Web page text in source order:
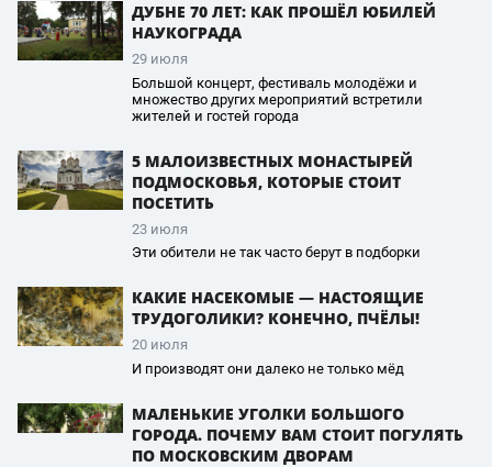
ДУБНЕ 70 ЛЕТ: КАК ПРОШЁЛ ЮБИЛЕЙ
НАУКОГРАДА
29 июля
Большой концерт, фестиваль молодёжи и
множество других мероприятий встретили
жителей и гостей города
5 МАЛОИЗВЕСТНЫХ МОНАСТЫРЕЙ
ПОДМОСКОВЬЯ, КОТОРЫЕ СТОИТ
ПОСЕТИТЬ
23 июля
Эти обители не так часто берут в подборки
КАКИЕ НАСЕКОМЫЕ — НАСТОЯЩИЕ
ТРУДОГОЛИКИ? КОНЕЧНО, ПЧЁЛЫ!
20 июля
И производят они далеко не только мёд
МАЛЕНЬКИЕ УГОЛКИ БОЛЬШОГО
ГОРОДА. ПОЧЕМУ ВАМ СТОИТ ПОГУЛЯТЬ
ПО МОСКОВСКИМ ДВОРАМ